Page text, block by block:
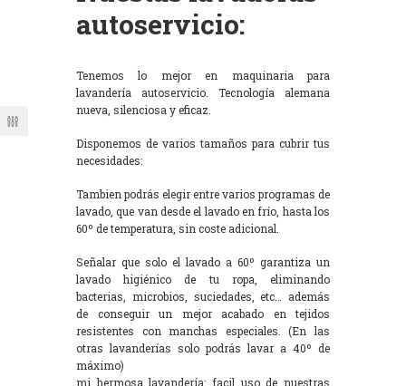
autoservicio:
Tenemos lo mejor en maquinaria para
lavandería autoservicio. Tecnología alemana
nueva, silenciosa y eficaz.
Disponemos de varios tamaños para cubrir tus
necesidades:
Tambien podrás elegir entre varios programas de
lavado, que van desde el lavado en frío, hasta los
60º de temperatura, sin coste adicional.
Señalar que solo el lavado a 60º garantiza un
lavado higiénico de tu ropa, eliminando
bacterias, microbios, suciedades, etc… además
de conseguir un mejor acabado en tejidos
resistentes con manchas especiales. (En las
otras lavanderías solo podrás lavar a 40º de
máximo)
mi hermosa lavandería: facil uso de nuestras